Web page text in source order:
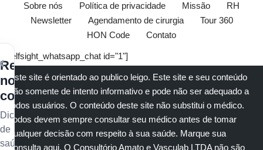
Sobre nós Política de privacidade Missão
RH
Newsletter
Agendamento de cirurgia
Tour 360
HON Code
Contato
[elfsight_whatsapp_chat id="1"]
Este site é orientado ao publico leigo. Este site e seu conteúdo
são somente de intento informativo e pode não ser adequado a
todos usuários. O conteúdo deste site não substitui o médico.
Todos devem sempre consultar seu médico antes de tomar
qualquer decisão com respeito à sua saúde. Marque sua
consulta aqui. O Consultório Amato e Vasculab LTDA não são
Receba
nossos
conteúdos
Dicas
de
saúde